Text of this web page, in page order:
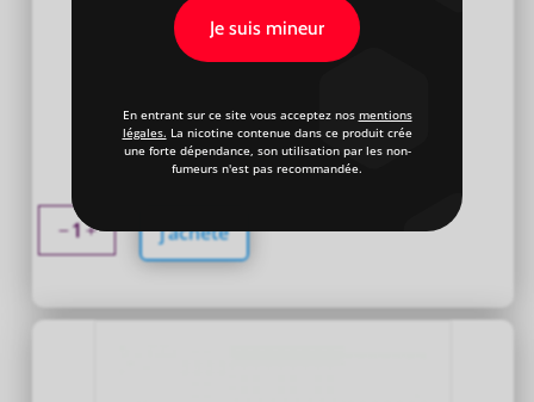
Seringue E-liquide 5 ml
0,50€
quantité
de
E-
j’achète
Je suis mineur
En entrant sur ce site vous acceptez nos mentions
légales. La nicotine contenue dans ce produit crée
une forte dépendance, son utilisation par les non-
fumeurs n'est pas recommandée.